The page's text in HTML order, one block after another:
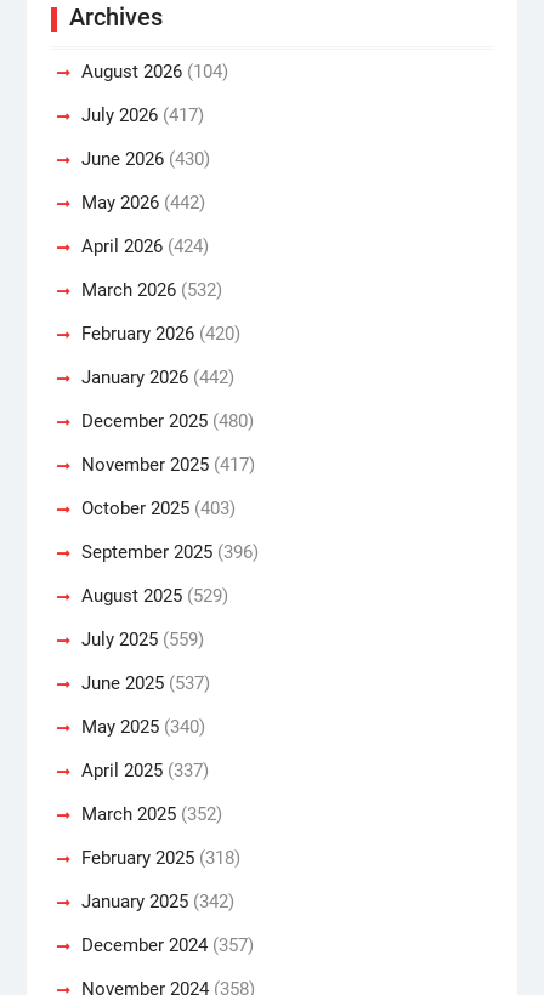
Archives
August 2026(104)
July 2026(417)
June 2026(430)
May 2026(442)
April 2026(424)
March 2026(532)
February 2026(420)
January 2026(442)
December 2025(480)
November 2025(417)
October 2025(403)
September 2025(396)
August 2025(529)
July 2025(559)
June 2025(537)
May 2025(340)
April 2025(337)
March 2025(352)
February 2025(318)
January 2025(342)
December 2024(357)
November 2024(358)